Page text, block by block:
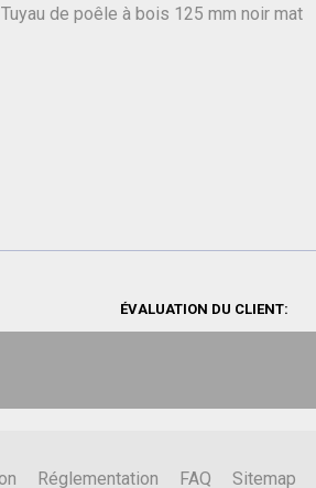
Tuyau de poêle à bois 125 mm noir mat
ÉVALUATION DU CLIENT:
Réglementation FAQ Sitemap